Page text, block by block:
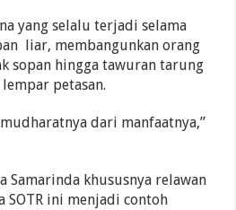
yang selalu terjadi selama
liar, membangunkan orang
sopan hingga tawuran tarung
petasan.
dari manfaatnya,”
Samarinda khususnya relawan
SOTR ini menjadi contoh